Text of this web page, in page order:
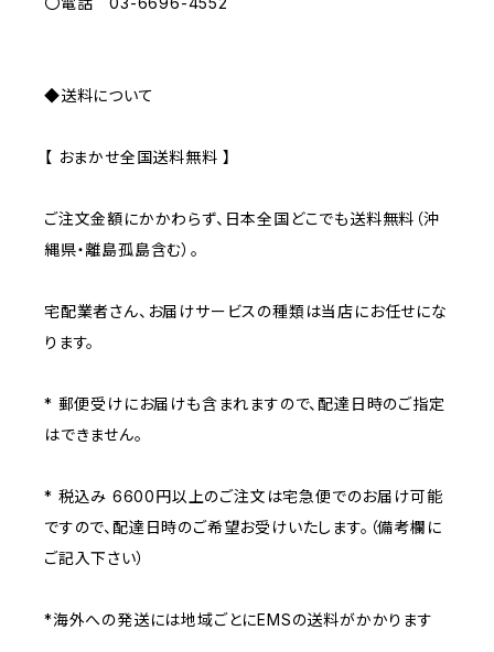
◆送料について
【 おまかせ全国送料無料 】
ご注文金額にかかわらず、日本全国どこでも送料無料（沖
縄県・離島孤島含む）。
宅配業者さん、お届けサービスの種類は当店にお任せにな
ります。
* 郵便受けにお届けも含まれますので、配達日時のご指定
はできません。
* 税込み 6600円以上のご注文は宅急便でのお届け可能
ですので、配達日時のご希望お受けいたします。（備考欄に
ご記入下さい）
*海外への発送には地域ごとにEMSの送料がかかります